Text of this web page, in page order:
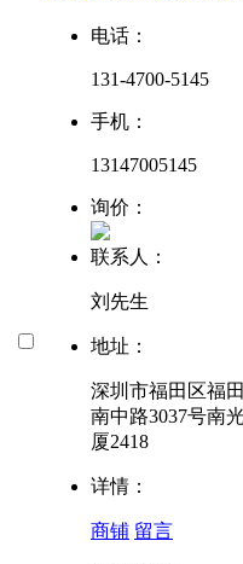
电话：
131-4700-5145
手机：
13147005145
询价：
联系人：
刘先生
地址：
深圳市福田区福
南中路3037号南
厦2418
详情：
商铺 留言